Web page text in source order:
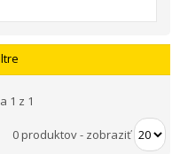
1 z 1
0 produktov- zobraziť